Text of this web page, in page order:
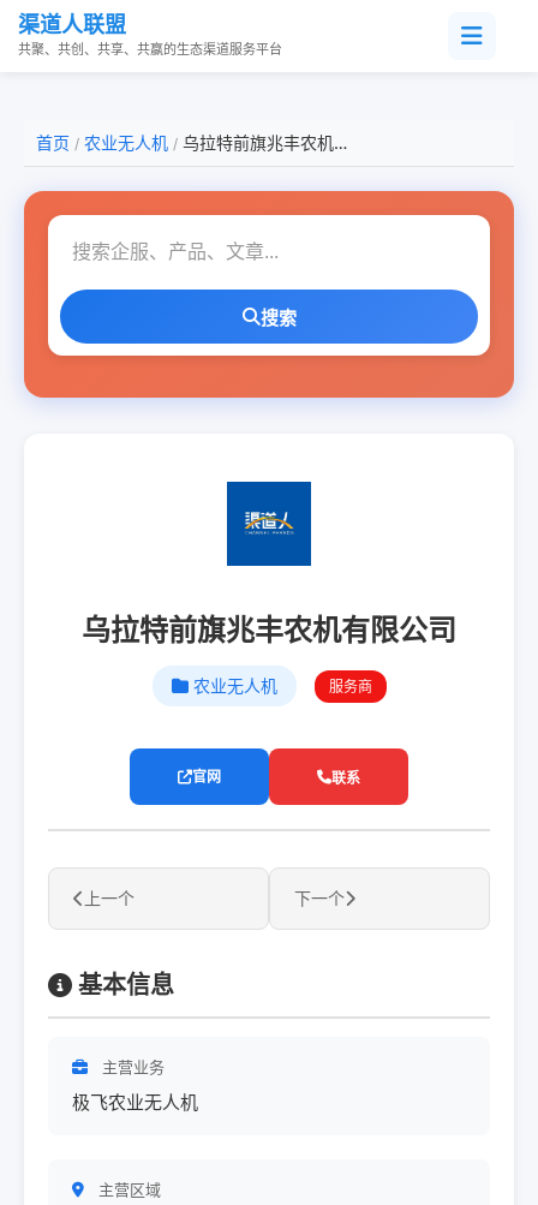
渠道人联盟
共聚、共创、共享、共赢的生态渠道服务平台
首页 / 农业无人机 / 乌拉特前旗兆丰农机有限公司
搜索
乌拉特前旗兆丰农机有限公司
农业无人机 服务商
官网 联系
上一个 下一个
基本信息
主营业务
极飞农业无人机
主营区域